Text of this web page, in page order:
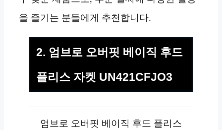
을 즐기는 분들에게 추천합니다.
2. 엄브로 오버핏 베이직 후드
플리스 자켓 UN421CFJO3
엄브로 오버핏 베이직 후드 플리스